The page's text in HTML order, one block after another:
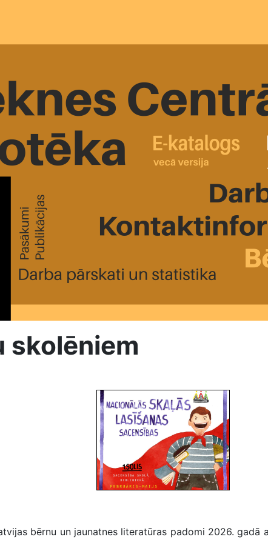
skolēniem
bērnu un jaunatnes literatūras padomi 2026. gadā